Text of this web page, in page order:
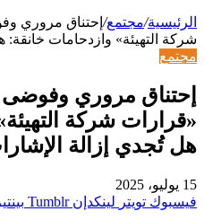
الرئيسية/مجتمع/ إحتناق مروري
شركة التهيئة» وازدحامات خانقة:
مجتمع
إحتناق مروري
«قرارات شركة
هل تُجدي إزالة
15 يوليو، 2025
فيسبوك تويتر لينكدإن